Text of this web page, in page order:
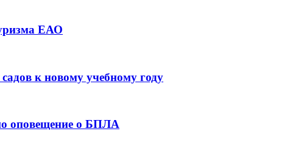
ЕАО
к новому учебному году
оповещение о БПЛА